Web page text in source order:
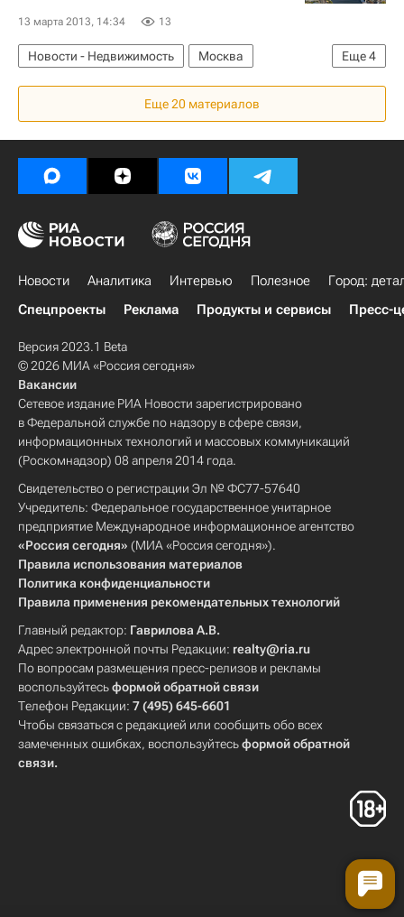
13 марта 2013, 14:34 13
Еще4
Новости - Недвижимость
Москва
Мосгосстройнадзор
Строительство
Россия
Еще 20 материалов
Новости Аналитика Интервью Полезное
Город:
Спецпроекты
Реклама Продукты и сервисы Пресс-
Версия 2023.1 Beta
© 2026 МИА «Россия сегодня»
Вакансии
Сетевое издание РИА Новости зарегистрировано
в Федеральной службе по надзору в сфере связи,
информационных технологий и массовых коммуникаций
(Роскомнадзор) 08 апреля 2014 года.
Свидетельство о регистрации Эл № ФС77-57640
Учредитель: Федеральное государственное унитарное
предприятие Международное информационное агентство
«Россия сегодня» (МИА «Россия сегодня»).
Правила использования материалов
Политика конфиденциальности
Правила применения рекомендательных технологий
Главный редактор: Гаврилова А.В.
Адрес электронной почты Редакции: realty@ria.ru
По вопросам размещения пресс-релизов и рекламы
воспользуйтесьформой обратной связи
Телефон Редакции: 7 (495) 645-6601
Чтобы связаться с редакцией или сообщить обо всех
замеченных ошибках, воспользуйтесьформой обратной
связи.